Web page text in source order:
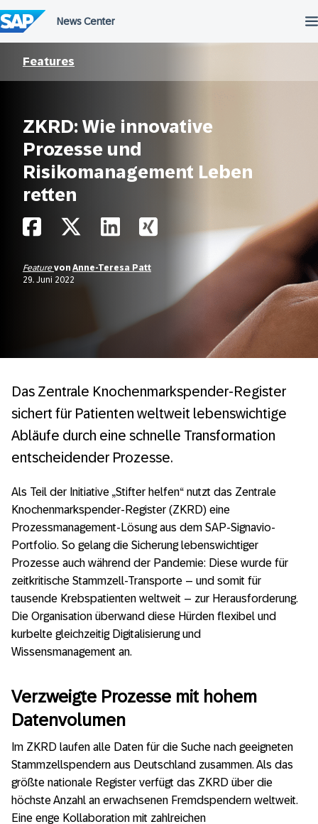
Features
ZKRD: Wie innovative
Prozesse und
Risikomanagement Leben
retten
Featurevon Anne-Teresa Patt
29. Juni 2022
Das Zentrale Knochenmarkspender-Register
sichert für Patienten weltweit lebenswichtige
Abläufe durch eine schnelle Transformation
entscheidender Prozesse.
Als Teil der Initiative „Stifter helfen“ nutzt das Zentrale
Knochenmarkspender-Register (ZKRD) eine
Prozessmanagement-Lösung aus dem SAP-Signavio-
Portfolio. So gelang die Sicherung lebenswichtiger
Prozesse auch während der Pandemie: Diese wurde für
zeitkritische Stammzell-Transporte – und somit für
tausende Krebspatienten weltweit – zur Herausforderung.
Die Organisation überwand diese Hürden flexibel und
kurbelte gleichzeitig Digitalisierung und
Wissensmanagement an.
Verzweigte Prozesse mit hohem
Datenvolumen
Im ZKRD laufen alle Daten für die Suche nach geeigneten
Stammzellspendern aus Deutschland zusammen. Als das
größte nationale Register verfügt das ZKRD über die
höchste Anzahl an erwachsenen Fremdspendern weltweit.
Eine enge Kollaboration mit zahlreichen